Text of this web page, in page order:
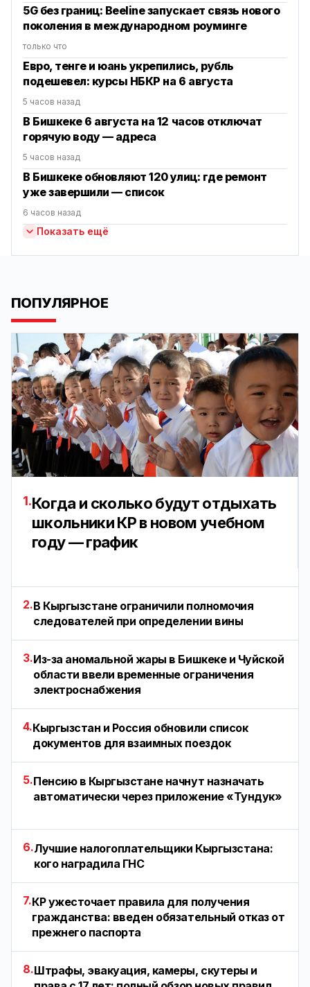
5G без границ: Beeline запускает связь нового
поколения в международном роуминге
только что
Евро, тенге и юань укрепились, рубль
подешевел: курсы НБКР на 6 августа
5 часов назад
В Бишкеке 6 августа на 12 часов отключат
горячую воду — адреса
5 часов назад
В Бишкеке обновляют 120 улиц: где ремонт
уже завершили — список
6 часов назад
Показать ещё
ПОПУЛЯРНОЕ
1.Когда и сколько будут отдыхать
школьники КР в новом учебном
году — график
2.В Кыргызстане ограничили полномочия
следователей при определении вины
3.Из-за аномальной жары в Бишкеке и Чуйской
области ввели временные ограничения
электроснабжения
4.Кыргызстан и Россия обновили список
документов для взаимных поездок
5.Пенсию в Кыргызстане начнут назначать
автоматически через приложение «Тундук»
6.Лучшие налогоплательщики Кыргызстана:
кого наградила ГНС
7.КР ужесточает правила для получения
гражданства: введен обязательный отказ от
прежнего паспорта
8.Штрафы, эвакуация, камеры, скутеры и